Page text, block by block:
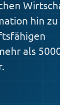
Wirtschaft
hin zu
als 5000